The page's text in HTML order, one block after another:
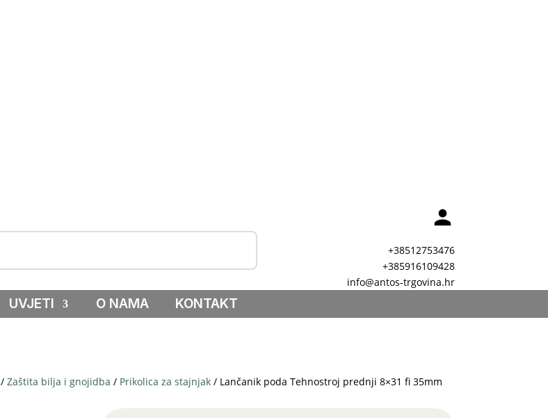
+38512753476
+385916109428
info@antos-trgovina.hr
UVJETI O NAMA KONTAKT
/Zaštita bilja i gnojidba / Prikolica za stajnjak / Lančanik poda Tehnostroj prednji 8×31 fi 35mm